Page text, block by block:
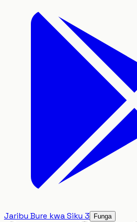
Jaribu Bure kwa Siku 3 Funga